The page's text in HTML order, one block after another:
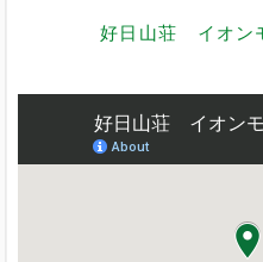
好日山荘 イオン